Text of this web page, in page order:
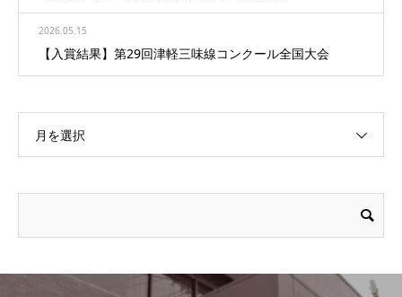
2026.05.15
【入賞結果】第29回津軽三味線コンクール全国大会
月を選択